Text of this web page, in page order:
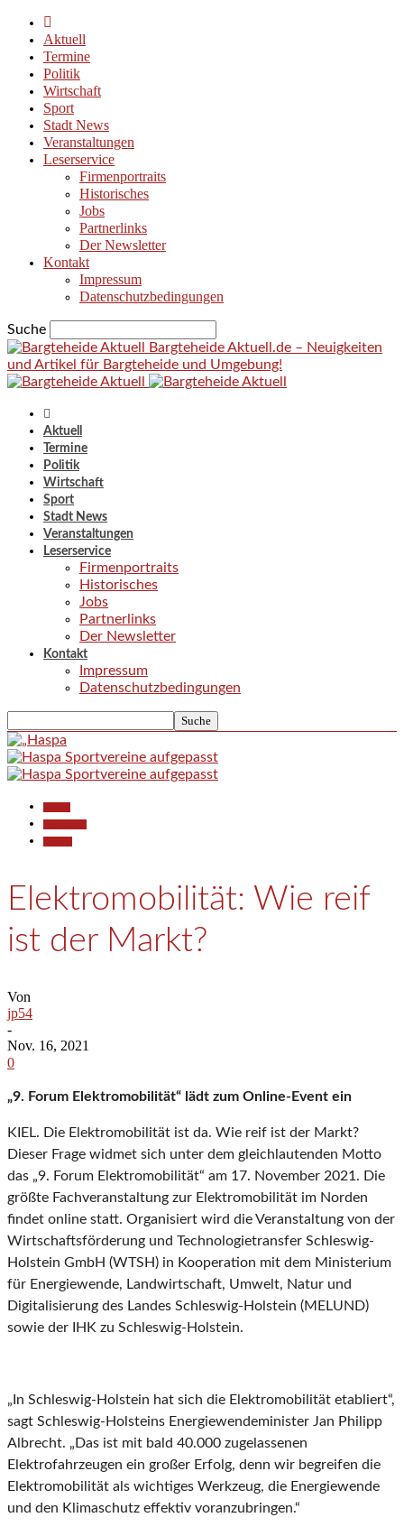
Aktuell
Termine
Politik
Wirtschaft
Sport
Stadt News
Veranstaltungen
Leserservice
Firmenportraits
Historisches
Jobs
Partnerlinks
Der Newsletter
Kontakt
Impressum
Datenschutzbedingungen
Suche
Bargteheide Aktuell.de – Neuigkeiten
und Artikel für Bargteheide und Umgebung!
Aktuell
Termine
Politik
Wirtschaft
Sport
Stadt News
Veranstaltungen
Leserservice
Firmenportraits
Historisches
Jobs
Partnerlinks
Der Newsletter
Kontakt
Impressum
Datenschutzbedingungen
Elektromobilität: Wie reif
ist der Markt?
Von
jp54
-
Nov. 16, 2021
0
„9. Forum Elektromobilität“ lädt zum Online-Event ein
KIEL. Die Elektromobilität ist da. Wie reif ist der Markt?
Dieser Frage widmet sich unter dem gleichlautenden Motto
das „9. Forum Elektromobilität“ am 17. November 2021. Die
größte Fachveranstaltung zur Elektromobilität im Norden
findet online statt. Organisiert wird die Veranstaltung von der
Wirtschaftsförderung und Technologietransfer Schleswig-
Holstein GmbH (WTSH) in Kooperation mit dem Ministerium
für Energiewende, Landwirtschaft, Umwelt, Natur und
Digitalisierung des Landes Schleswig-Holstein (MELUND)
sowie der IHK zu Schleswig-Holstein.
„In Schleswig-Holstein hat sich die Elektromobilität etabliert“,
sagt Schleswig-Holsteins Energiewendeminister Jan Philipp
Albrecht. „Das ist mit bald 40.000 zugelassenen
Elektrofahrzeugen ein großer Erfolg, denn wir begreifen die
Elektromobilität als wichtiges Werkzeug, die Energiewende
und den Klimaschutz effektiv voranzubringen.“